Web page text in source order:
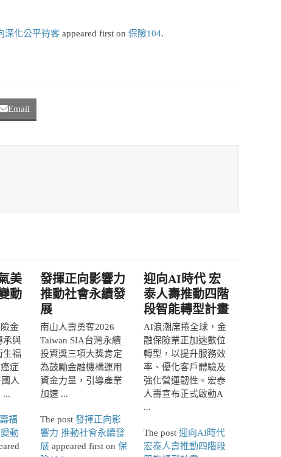
深化公平待客 appeared first on 保險104.
Email
美
動
金
承與
生福
症
人
...
福
動
發揮正向影響力
推動社會永續發
展
南山人壽勇奪2026
Taiwan SIA台灣永續
投資獎三項大獎肯定
為鼓勵金融機構運用
資金力量，引導產業
加速 ...
The post 發揮正向影
響力 推動社會永續發
展appeared first on 保
迎向AI時代 宏
泰人壽推動四階
段智能轉型計畫
AI浪潮席捲全球，金
融保險業正加速數位
轉型，以提升服務效
率、優化客戶體驗及
強化營運韌性。宏泰
人壽宣布正式啟動A
...
The post 迎向AI時代
宏泰人壽推動四階段